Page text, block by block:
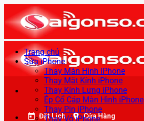
qua
nội
dung
Đặt Lịch Cửa Hàng
Trang chủ
Sửa iPhone
Thay Màn Hình iPhone
Thay Mặt Kính iPhone
Thay Kính Lưng iPhone
Ép Cổ Cáp Màn Hình iPhone
Thay Pin iPhone
Thay Vỏ iPhone